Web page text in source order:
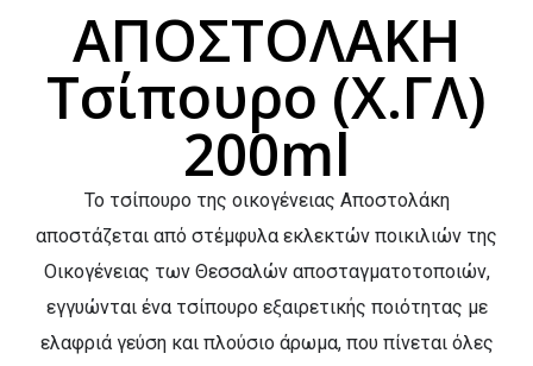
ΑΠΟΣΤΟΛΑΚΗ
Τσίπουρο (Χ.ΓΛ)
200ml
Το τσίπουρο της οικογένειας Αποστολάκη
αποστάζεται από στέμφυλα εκλεκτών ποικιλιών της
Οικογένειας των Θεσσαλών αποσταγματοτοποιών,
εγγυώνται ένα τσίπουρο εξαιρετικής ποιότητας με
ελαφριά γεύση και πλούσιο άρωμα, που πίνεται όλες